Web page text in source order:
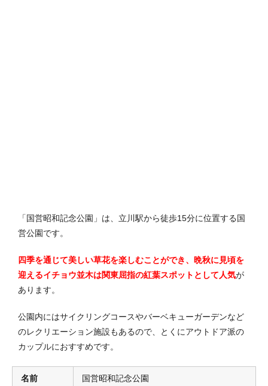
「国営昭和記念公園」は、立川駅から徒歩15分に位置する国
営公園です。
四季を通じて美しい草花を楽しむことができ、晩秋に見頃を
迎えるイチョウ並木は関東屈指の紅葉スポットとして人気が
あります。
公園内にはサイクリングコースやバーベキューガーデンなど
のレクリエーション施設もあるので、とくにアウトドア派の
カップルにおすすめです。
名前 国営昭和記念公園